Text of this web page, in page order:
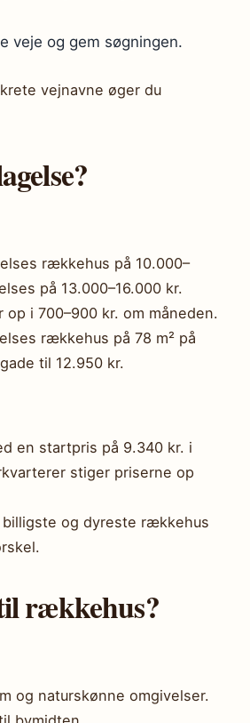
veje og gem søgningen.
vejnavne øger du
rækkehus på 10.000–
på 13.000–16.000 kr.
i 700–900 kr. om måneden.
rækkehus på 78 m² på
til 12.950 kr.
en startpris på 9.340 kr. i
stiger priserne op
og dyreste rækkehus
rækkehus?
og naturskønne omgivelser.